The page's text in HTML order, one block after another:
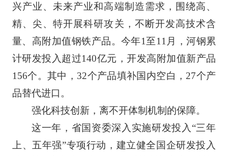
兴产业、未来产业和高端制造需求，围绕高、
精、尖、特开展科研攻关，不断开发高技术含
量、高附加值钢铁产品。今年1至11月，河钢累
计研发投入超过140亿元，开发高附加值新产品
156个。其中，32个产品填补国内空白，27个产
品替代进口。
强化科技创新，离不开体制机制的保障。
这一年，省国资委深入实施研发投入“三年
上、五年强”专项行动，建立健全国企研发投入